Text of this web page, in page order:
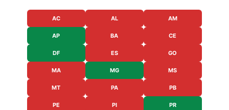
AC AL AM
AP BA CE
DF ES GO
MA MG MS
MT PA PB
PE PI PR